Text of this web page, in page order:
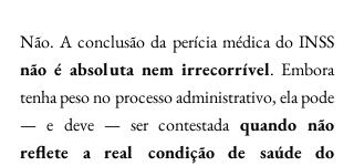
não é absoluta nem irrecorrível. Embora
tenha peso no processo administrativo, ela pode
— e deve — ser contestada quando não
reflete a real condição de saúde do